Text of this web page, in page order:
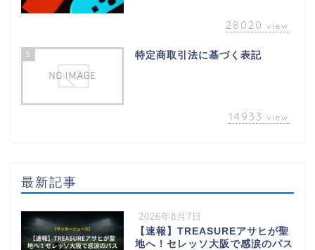
28020 view
5 特定商取引法に基づく表記
14933 view
最新記事
2026年8月7日
【速報】TREASUREアサヒが聖
地へ！セレッソ大阪で感涙のパス